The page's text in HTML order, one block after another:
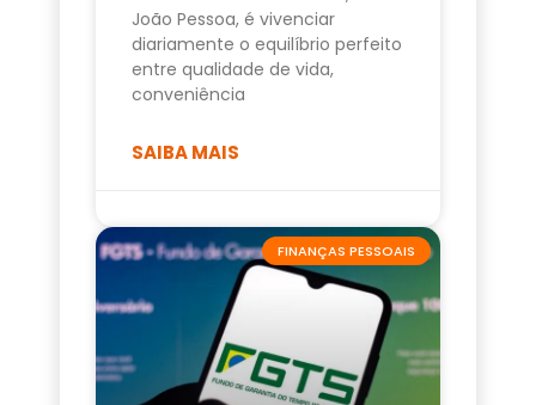
João Pessoa, é vivenciar
diariamente o equilíbrio perfeito
entre qualidade de vida,
conveniência
SAIBA MAIS
FINANÇAS PESSOAIS